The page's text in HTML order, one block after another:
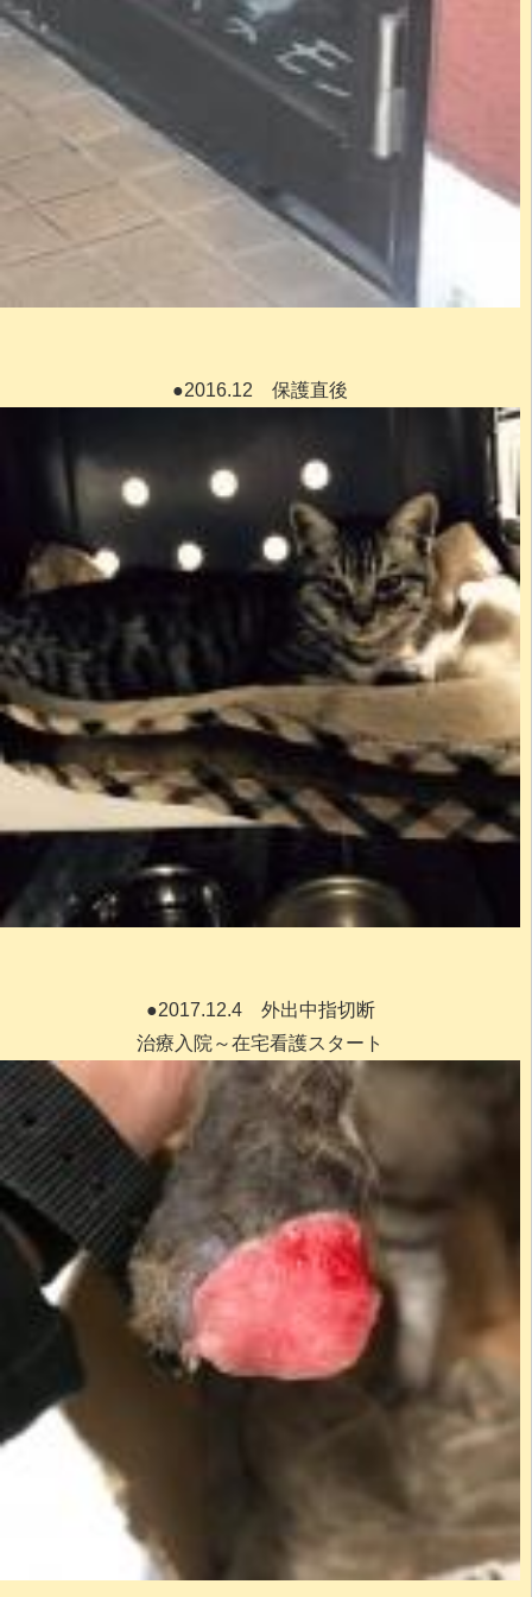
●2016.12 保護直後
●2017.12.4 外出中指切断
治療入院～在宅看護スタート